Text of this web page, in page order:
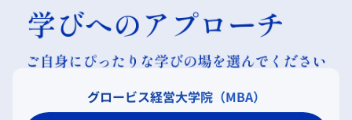
グロービス経営大学院（MBA）